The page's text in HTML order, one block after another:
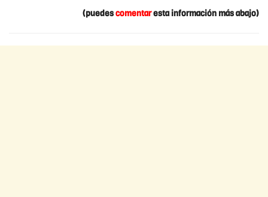
(puedescomentaresta información más abajo)